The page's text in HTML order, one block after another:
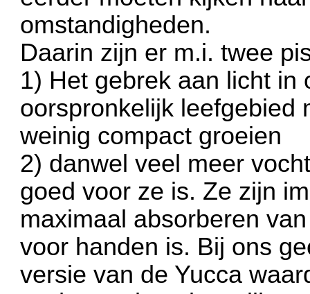
omstandigheden.
Daarin zijn er m.i. twee
1) Het gebrek aan licht in
oorspronkelijk leefgebied
weinig compact groeien
2) danwel veel meer
goed voor ze is. Ze zijn
maximaal absorberen
voor handen is. Bij ons
versie van de Yucca